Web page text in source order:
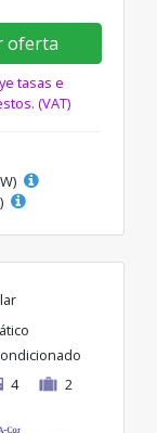
oferta
tasas e
(VAT)
4 2